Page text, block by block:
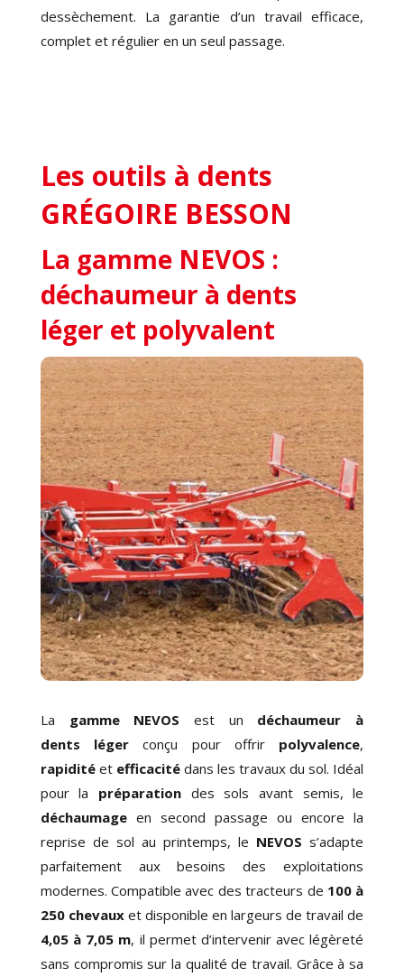
dessèchement. La garantie d’un travail efficace,
complet et régulier en un seul passage.
Les outils à dents
GRÉGOIRE BESSON
La gamme NEVOS :
déchaumeur à dents
léger et polyvalent
La gamme NEVOS est un déchaumeur à
dents léger conçu pour offrir polyvalence,
rapiditéet efficacité dans les travaux du sol. Idéal
pour la
préparation des sols avant semis, le
déchaumageen second passage ou encore la
reprise de sol au printemps, le NEVOS s’adapte
parfaitement aux besoins des exploitations
modernes. Compatible avec des tracteurs de 100 à
250 chevauxet disponible en largeurs de travail de
4,05 à 7,05 m, il permet d’intervenir avec légèreté
sans compromis sur la qualité de travail. Grâce à sa